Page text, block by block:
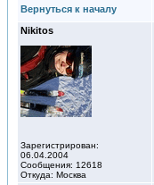
Вернуться к началу
Nikitos
Зарегистрирован:
06.04.2004
Сообщения: 12618
Откуда: Москва